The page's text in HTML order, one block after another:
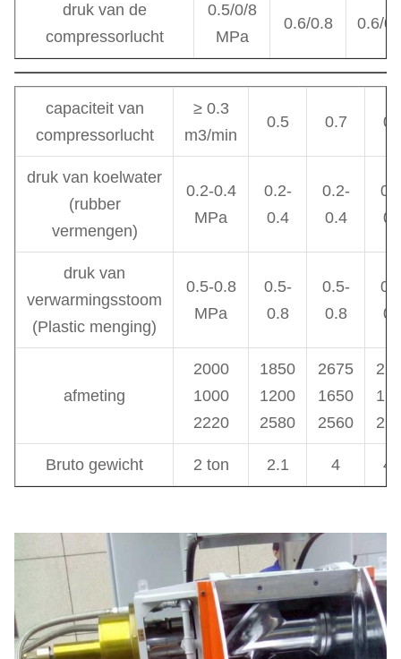
druk van de
compressorlucht
0.5/0/8
MPa
0.6/0.8 0.6/
capaciteit van
compressorlucht
≥ 0.3
m3/min
0.5 0.7
druk van koelwater
(rubber
vermengen)
0.2-0.4
MPa
0.2-
0.4
0.2-
0.4
druk van
verwarmingsstoom
(Plastic menging)
0.5-0.8
MPa
0.5-
0.8
0.5-
0.8
afmeting
2000
1000
2220
1850
1200
2580
2675
1650
2560
Bruto gewicht 2 ton 2.1 4